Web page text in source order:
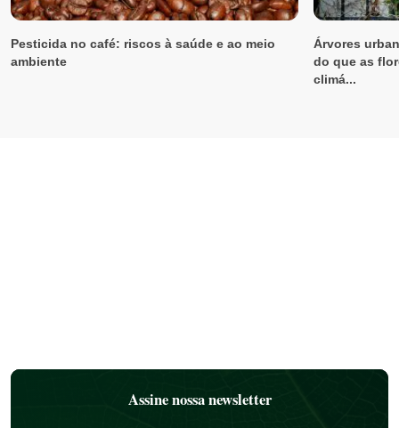
Pesticida no café: riscos à saúde e ao meio
ambiente
Árvores
do que as
climá...
Assine nossa newsletter